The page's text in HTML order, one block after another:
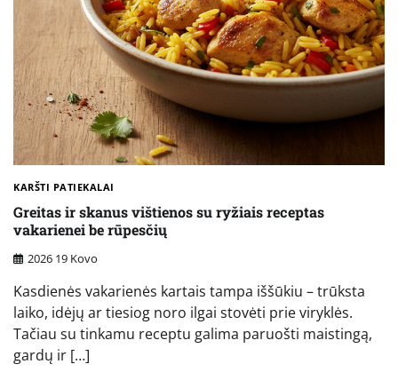
KARŠTI PATIEKALAI
Greitas ir skanus vištienos su ryžiais receptas
vakarienei be rūpesčių
2026 19 Kovo
Kasdienės vakarienės kartais tampa iššūkiu – trūksta
laiko, idėjų ar tiesiog noro ilgai stovėti prie viryklės.
Tačiau su tinkamu receptu galima paruošti maistingą,
gardų ir […]